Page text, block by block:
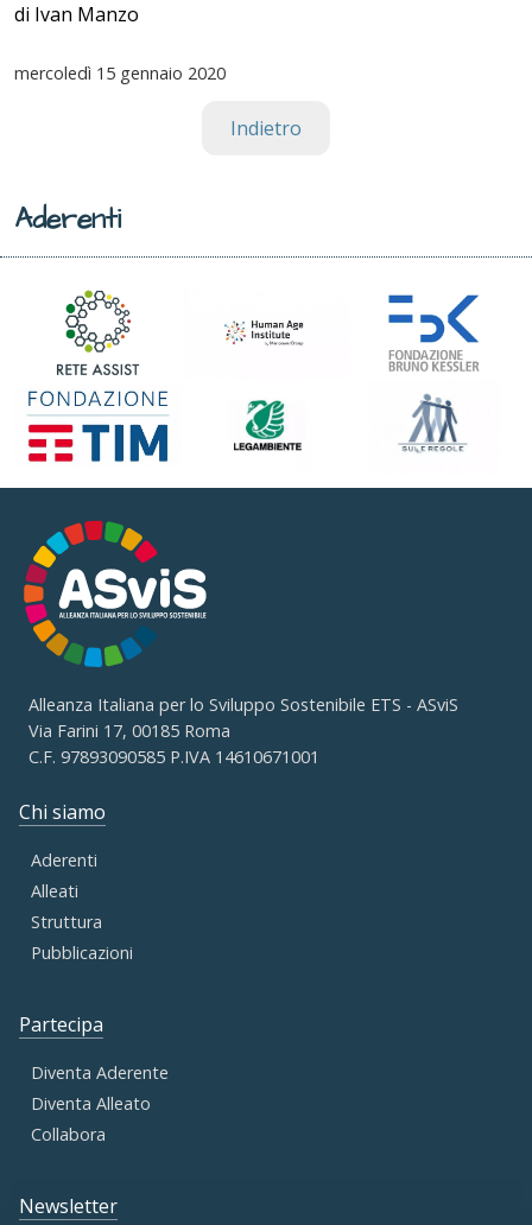
di Ivan Manzo
mercoledì 15 gennaio 2020
Indietro
Aderenti
Alleanza Italiana per lo Sviluppo Sostenibile ETS - ASviS
Via Farini 17, 00185 Roma
C.F. 97893090585 P.IVA 14610671001
Chi siamo
Aderenti
Alleati
Struttura
Pubblicazioni
Partecipa
Diventa Aderente
Diventa Alleato
Collabora
Newsletter